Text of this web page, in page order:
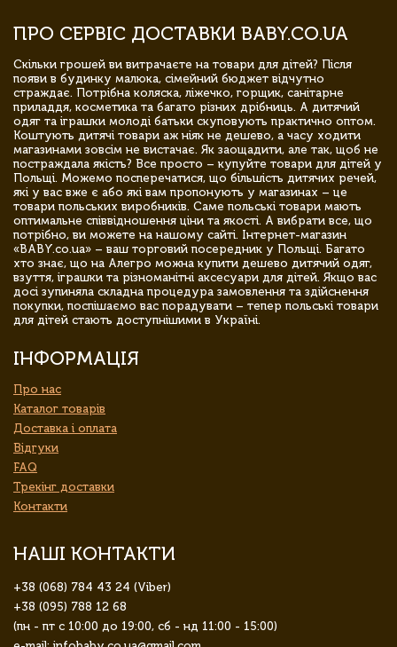
ПРО СЕРВІС ДОСТАВКИ BABY.CO.UA
Скільки грошей ви витрачаєте на товари для дітей? Після
появи в будинку малюка, сімейний бюджет відчутно
страждає. Потрібна коляска, ліжечко, горщик, санітарне
приладдя, косметика та багато різних дрібниць. А дитячий
одяг та іграшки молоді батьки скуповують практично оптом.
Коштують дитячі товари аж ніяк не дешево, а часу ходити
магазинами зовсім не вистачає. Як заощадити, але так, щоб не
постраждала якість? Все просто – купуйте товари для дітей у
Польщі. Можемо посперечатися, що більшість дитячих речей,
які у вас вже є або які вам пропонують у магазинах – це
товари польських виробників. Саме польські товари мають
оптимальне співвідношення ціни та якості. А вибрати все, що
потрібно, ви можете на нашому сайті. Інтернет-магазин
«BABY.co.ua» – ваш торговий посередник у Польщі. Багато
хто знає, що на Алегро можна купити дешево дитячий одяг,
взуття, іграшки та різноманітні аксесуари для дітей. Якщо вас
досі зупиняла складна процедура замовлення та здійснення
покупки, поспішаємо вас порадувати – тепер польські товари
для дітей стають доступнішими в Україні.
ІНФОРМАЦІЯ
Про нас
Каталог товарів
Доставка і оплата
Відгуки
FAQ
Трекінг доставки
Контакти
НАШІ КОНТАКТИ
+38 (068) 784 43 24 (Viber)
+38 (095) 788 12 68
(пн - пт с 10:00 до 19:00, сб - нд 11:00 - 15:00)